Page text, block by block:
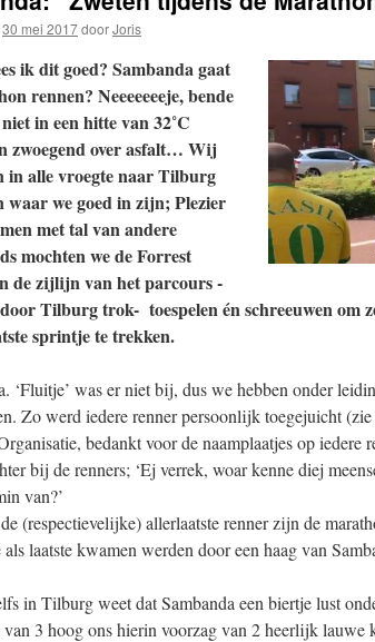
30 mei 2017doorJoris
ik dit goed? Sambanda gaat
rennen? Neeeeeeeje, bende
in een hitte van 32˚C
zwoegend over asfalt… Wij
in alle vroegte naar Tilburg
waar we goed in zijn; Plezier
met tal van andere
mochten we de Forrest
de zijlijn van het parcours -
Tilburg trok- toespelen én schreeuwen om
sprintje te trekken.
‘Fluitje’ was er niet bij, dus we hebben onder
Zo werd iedere renner persoonlijk toegejuicht
bedankt voor de naamplaatjes op iedere
bij de renners; ‘Ej verrek, woar kenne diej
van?’
(respectievelijke) allerlaatste renner zijn de
laatste kwamen werden door een haag van
in Tilburg weet dat Sambanda een biertje lust
van 3 hoog ons hierin voorzag van 2 heerlijk lauwe